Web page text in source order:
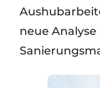
neue